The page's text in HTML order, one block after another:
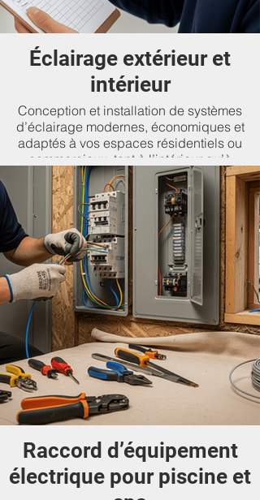
Éclairage extérieur et
intérieur
Conception et installation de systèmes
d’éclairage modernes, économiques et
adaptés à vos espaces résidentiels ou
commerciaux, tant à l’intérieur qu’à
l’extérieur.
Raccord d’équipement
électrique pour piscine et